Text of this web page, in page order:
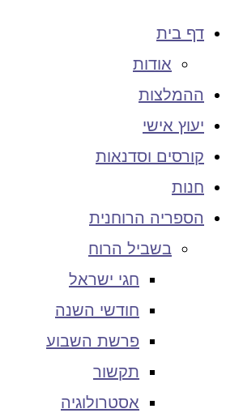
דף בית
אודות
ההמלצות
יעוץ אישי
קורסים וסדנאות
חנות
הספריה הרוחנית
בשביל הרוח
חגי ישראל
חודשי השנה
פרשת השבוע
תקשור
אסטרולוגיה